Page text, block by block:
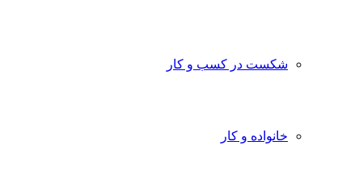
شکست در کسب و کار
خانواده و کار